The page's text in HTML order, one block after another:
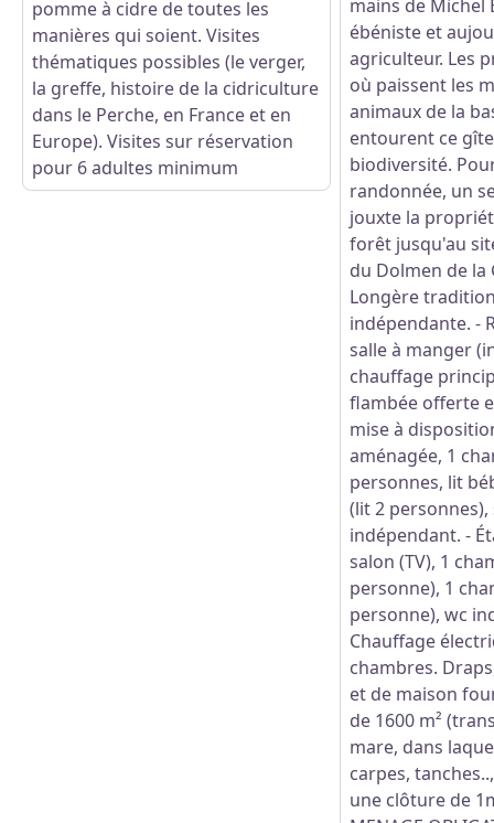
pomme à cidre de toutes les
manières qui soient. Visites
thématiques possibles (le verger,
la greffe, histoire de la cidriculture
dans le Perche, en France et en
Europe). Visites sur réservation
pour 6 adultes minimum
mains de Michel
ébéniste et
agriculteur. Les
où paissent les
animaux de la
entourent ce
biodiversité.
randonnée, un
jouxte la
forêt jusqu'au
du Dolmen de la
Longère
indépendante. -
salle à manger
chauffage
flambée offerte
mise à
aménagée, 1
personnes, lit
(lit 2
indépendant. -
salon (TV), 1
personne), 1
personne), wc
Chauffage
chambres.
et de maison
de 1600 m²
mare, dans
carpes,
une clôture de